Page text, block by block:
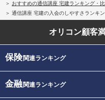
おすすめの通信講座 宅建ランキング・
通信講座 宅建の入会のしやすさランキ
オリコン顧客
保険関連ランキング
金融関連ランキング